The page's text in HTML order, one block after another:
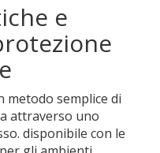
e
metodo semplice di
attraverso uno
disponibile con le